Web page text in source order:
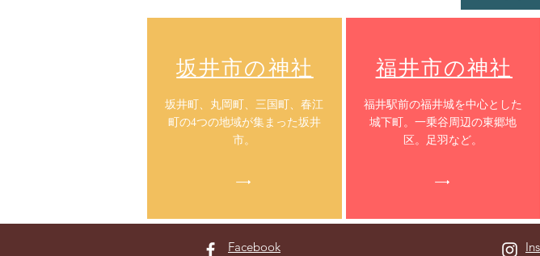
​坂井市の神社
​坂井町、丸岡町、三国町、春江
町の4つの地域が集まった坂井
市。
福井市の神社
​福井駅前の福井城を中心とした
城下町。一乗谷周辺の東郷地
区。足羽など。
Facebook